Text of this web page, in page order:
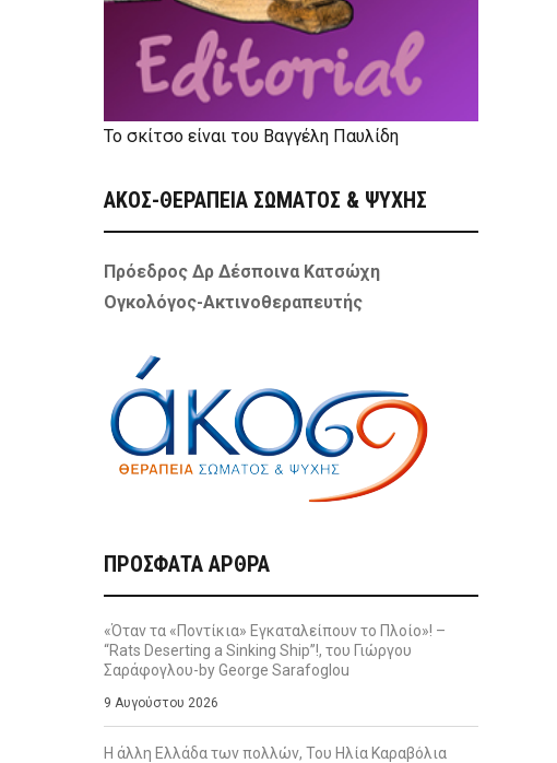
Το σκίτσο είναι του Βαγγέλη Παυλίδη
ΑΚΟΣ-ΘΕΡΑΠΕΙΑ ΣΩΜΑΤΟΣ & ΨΥΧΗΣ
Πρόεδρος Δρ Δέσποινα Κατσώχη
Ογκολόγος-Ακτινοθεραπευτής
ΠΡΌΣΦΑΤΑ ΆΡΘΡΑ
«Όταν τα «Ποντίκια» Εγκαταλείπουν το Πλοίο»! –
“Rats Deserting a Sinking Ship”!, του Γιώργου
Σαράφογλου-by George Sarafoglou
9 Αυγούστου 2026
Η άλλη Ελλάδα των πολλών, Του Ηλία Καραβόλια